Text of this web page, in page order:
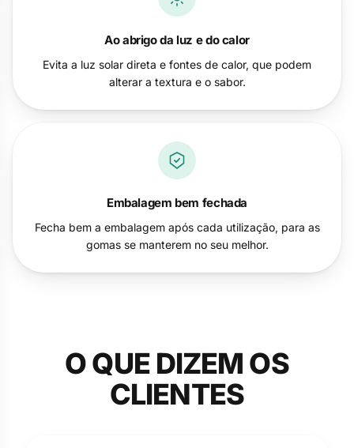
Ao abrigo da luz e do calor
Evita a luz solar direta e fontes de calor, que podem
alterar a textura e o sabor.
Embalagem bem fechada
Fecha bem a embalagem após cada utilização, para as
gomas se manterem no seu melhor.
O QUE DIZEM OS
CLIENTES